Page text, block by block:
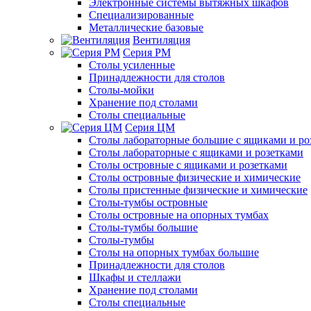
Электронные системы вытяжных шкафов
Специализированные
Металлические базовые
Вентиляция
Серия РМ
Столы усиленные
Принадлежности для столов
Столы-мойки
Хранение под столами
Столы специальные
Серия ЦМ
Столы лабораторные большие с ящиками и
Столы лабораторные с ящиками и розетками
Столы островные с ящиками и розетками
Столы островные физические и химические
Столы пристенные физические и химические
Столы-тумбы островные
Столы островные на опорных тумбах
Столы-тумбы большие
Столы-тумбы
Столы на опорных тумбах большие
Принадлежности для столов
Шкафы и стеллажи
Хранение под столами
Столы специальные